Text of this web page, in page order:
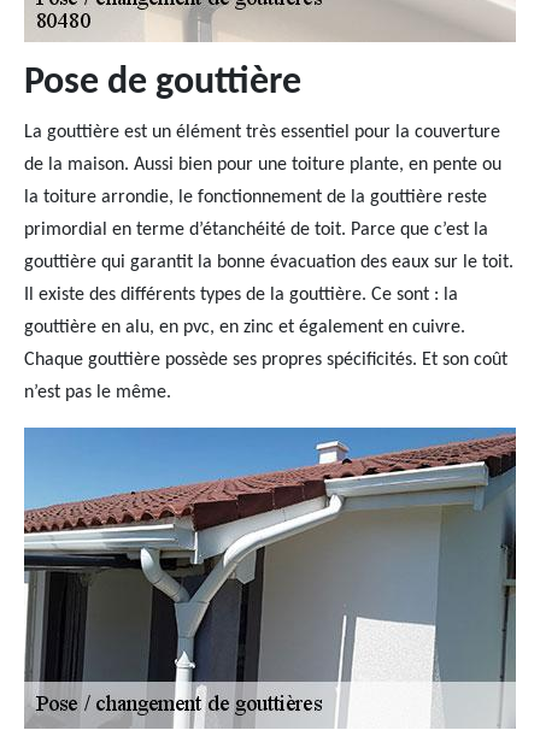
Pose de gouttière
La gouttière est un élément très essentiel pour la couverture
de la maison. Aussi bien pour une toiture plante, en pente ou
la toiture arrondie, le fonctionnement de la gouttière reste
primordial en terme d’étanchéité de toit. Parce que c’est la
gouttière qui garantit la bonne évacuation des eaux sur le toit.
Il existe des différents types de la gouttière. Ce sont : la
gouttière en alu, en pvc, en zinc et également en cuivre.
Chaque gouttière possède ses propres spécificités. Et son coût
n’est pas le même.